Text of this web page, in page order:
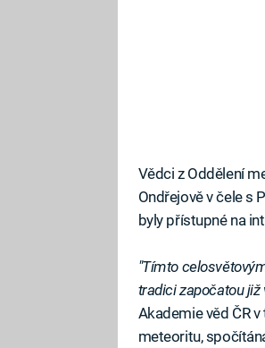
Vědci z Oddělení
Ondřejově v čele s
byly přístupné na
"Tímto
tradici započatou
Akademie věd ČR
meteoritu,